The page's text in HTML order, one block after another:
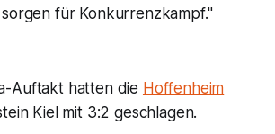
für Konkurrenzkampf."
Auftakt hatten die Hoffenheim
Kiel mit 3:2 geschlagen.